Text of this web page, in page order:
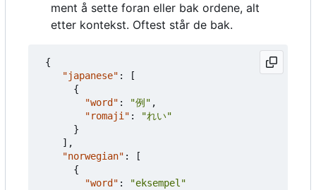
ment å sette foran eller bak ordene, alt
etter kontekst. Oftest står de bak.
{
"japanese" :
[
{
"word" : "例" ,
"romaji" :
"れい"
}
],
"norwegian" :
[
{
"word" :
"eksempel"